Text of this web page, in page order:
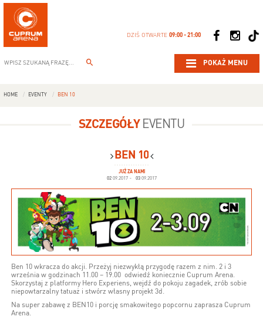
DZIŚ OTWARTE09:00 - 21:00
POKAŻ MENU
HOME EVENTY BEN 10
SZCZEGÓŁYEVENTU
BEN 10
JUŻ ZA NAMI
0209.2017 - 0309.2017
Ben 10 wkracza do akcji. Przeżyj niezwykłą przygodę razem z nim. 2 i 3
września w godzinach 11.00 – 19.00 odwiedź koniecznie Cuprum Arena.
Skorzystaj z platformy Hero Experiens, wejdź do pokoju zagadek, zrób sobie
niepowtarzalny tatuaż i stwórz własny projekt 3d.
Na super zabawę z BEN10 i porcję smakowitego popcornu zaprasza Cuprum
Arena.